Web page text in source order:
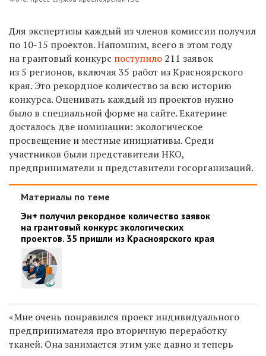
Для экспертизы каждый из членов комиссии получил
по 10-15 проектов. Напомним, всего в этом году
на грантовый конкурс поступило 211 заявок
из 5 регионов, включая 35 работ из Красноярского
края. Это рекордное количество за всю историю
конкурса. Оценивать каждый из проектов нужно
было в специальной форме на сайте. Екатерине
досталось две номинации: экологическое
просвещение и местные инициативы. Среди
участников были представители НКО,
предприниматели и представители госорганизаций.
Материалы по теме
Эн+ получил рекордное количество заявок
на грантовый конкурс экологических
проектов. 35 пришли из Красноярского края
«Мне очень понравился проект индивидуального
предпринимателя про вторичную переработку
тканей. Она занимается этим уже давно и теперь